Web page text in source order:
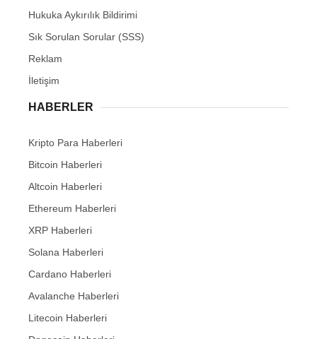
Hukuka Aykırılık Bildirimi
Sık Sorulan Sorular (SSS)
Reklam
İletişim
HABERLER
Kripto Para Haberleri
Bitcoin Haberleri
Altcoin Haberleri
Ethereum Haberleri
XRP Haberleri
Solana Haberleri
Cardano Haberleri
Avalanche Haberleri
Litecoin Haberleri